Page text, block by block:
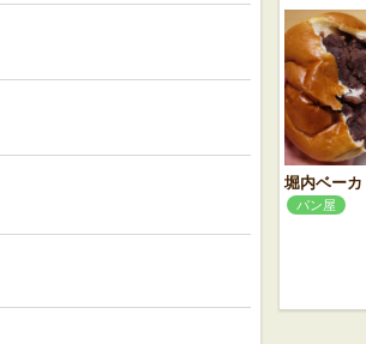
堀内ベーカ
パン屋